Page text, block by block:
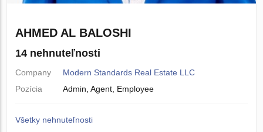
AHMED AL BALOSHI
14 nehnuteľnosti
Company
Modern Standards Real Estate LLC
Pozícia
Admin, Agent, Employee
Všetky nehnuteľnosti